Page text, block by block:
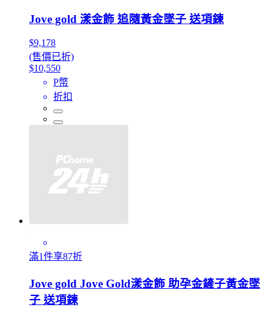
Jove gold 漾金飾 追隨黃金墜子 送項鍊
$9,178
(售價已折)
$10,550
P幣
折扣
滿1件享87折
Jove gold Jove Gold漾金飾 助孕金鏟子黃金墜
子 送項鍊